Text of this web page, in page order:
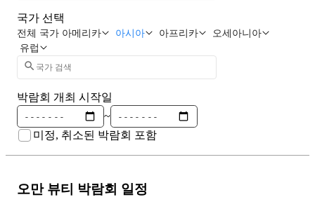
국가 선택
전체 국가 아메리카 아시아 아프리카
오세아니아
유럽
박람회 개최 시작일
~
미정, 취소된 박람회 포함
오만 뷰티 박람회 일정